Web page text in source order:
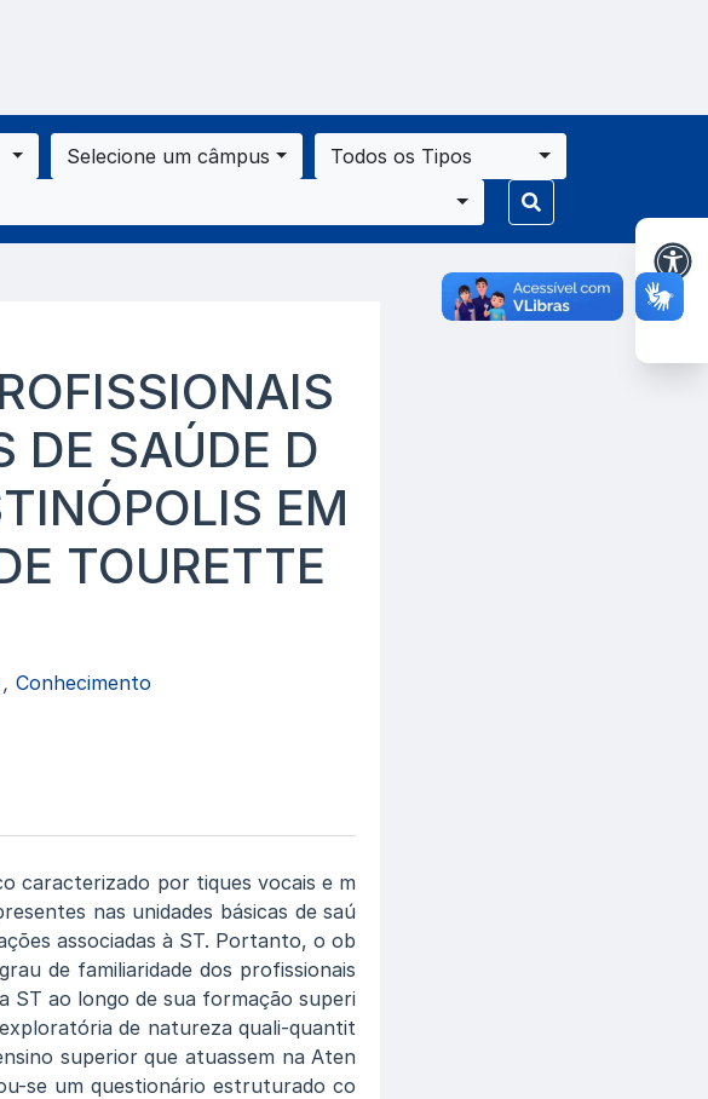
Selecione um câmpus
Todos os Tipos
DE SAÚDE D
EM
TOURETTE
, Conhecimento
caracterizado por tiques vocais e m
nas unidades básicas de saú
associadas à ST. Portanto, o ob
de familiaridade dos profissionais
ST ao longo de sua formação superi
de natureza quali-quantit
superior que atuassem na Aten
se um questionário estruturado co